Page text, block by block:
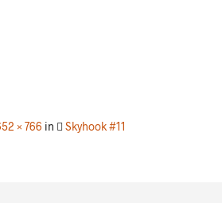
× 766 in Skyhook #11